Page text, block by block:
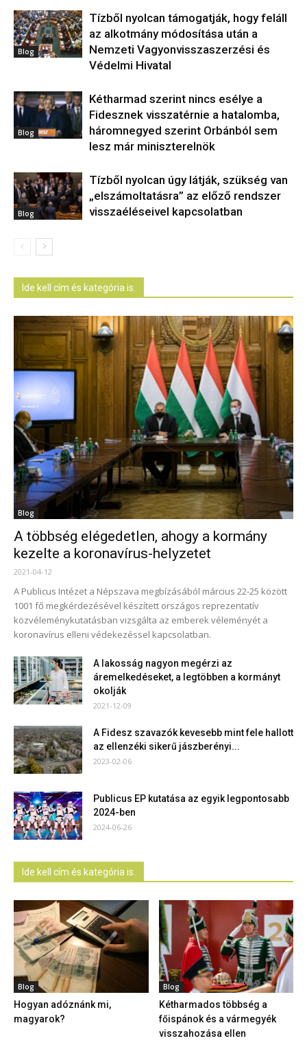
Blog
Tízből nyolcan támogatják, hogy feláll
az alkotmány módosítása után a
Nemzeti Vagyonvisszaszerzési és
Védelmi Hivatal
Blog
Kétharmad szerint nincs esélye a
Fidesznek visszatérnie a hatalomba,
háromnegyed szerint Orbánból sem
lesz már miniszterelnök
Blog
Tízből nyolcan úgy látják, szükség van
„elszámoltatásra” az előző rendszer
visszaéléseivel kapcsolatban
Ide kell cím és kategória is.
Blog
A többség elégedetlen, ahogy a kormány
kezelte a koronavírus-helyzetet
2021-04-12
A Publicus Intézet a Népszava megbízásából március 22-25 között
1001 fő megkérdezésével készített országos reprezentatív
közvéleménykutatásban vizsgálta az emberek véleményét a
koronavírus elleni védekezéssel kapcsolatban.
A lakosság nagyon megérzi az
áremelkedéseket, a legtöbben a kormányt
okolják
2021-12-09
A Fidesz szavazók kevesebb mint fele hallott
az ellenzéki sikerű jászberényi...
2023-02-06
Publicus EP kutatása az egyik legpontosabb
2024-ben
2024-06-26
Ide kell cím és kategória is.
Blog
Hogyan adóznánk mi,
magyarok?
Blog
Kétharmados többség a
főispánok és a vármegyék
visszahozása ellen